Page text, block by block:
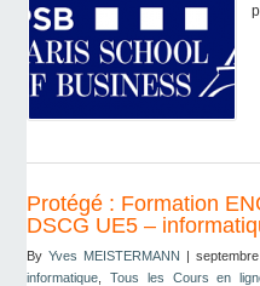
Protégé : Formation
DSCG UE5 –
ByYves MEISTERMANN |
informatique ,Tous les Cours en